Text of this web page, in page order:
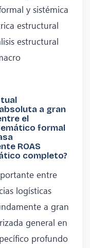
y sistémica
estructural
estructural
a gran
el
formal
ROAS
completo?
entre
logísticas
a gran
general en
profundo